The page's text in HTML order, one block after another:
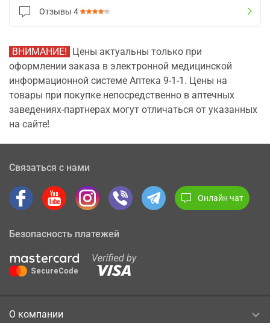
Отзывы 4
ВНИМАНИЕ! Цены актуальны только при
оформлении заказа в электронной медицинской
информационной системе Аптека 9-1-1. Цены на
товары при покупке непосредственно в аптечных
заведениях-партнерах могут отличаться от указанных
на сайте!
Связаться с нами
Онлайн чат
Безопасность платежей
О компании